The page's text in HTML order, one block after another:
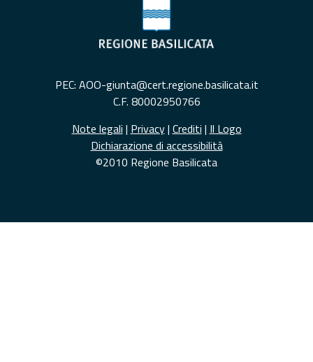
PEC: AOO-giunta@cert.regione.basilicata.it
C.F. 80002950766
Note legali | Privacy| Crediti | Il Logo
Dichiarazione di accessibilità
©2010 Regione Basilicata